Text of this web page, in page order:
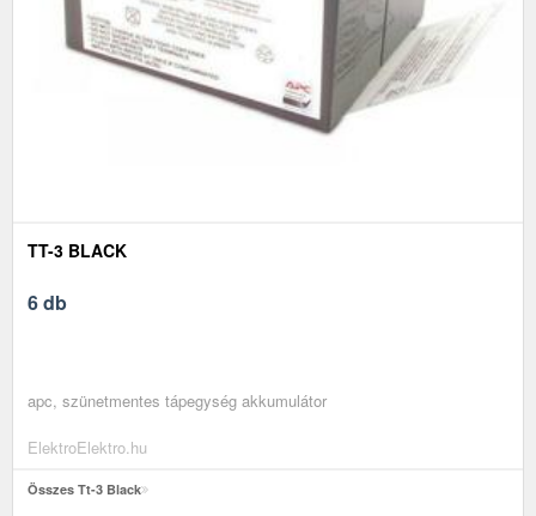
TT-3 BLACK
6 db
apc, szünetmentes tápegység akkumulátor
ElektroElektro.hu
Összes Tt-3 Black